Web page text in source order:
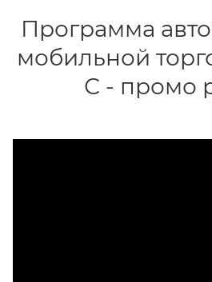
Программа
мобильной
С - промо